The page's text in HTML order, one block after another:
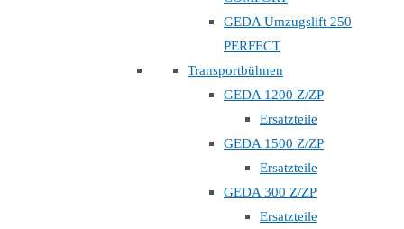
GEDA Umzugslift 250
PERFECT
Transportbühnen
GEDA 1200 Z/ZP
Ersatzteile
GEDA 1500 Z/ZP
Ersatzteile
GEDA 300 Z/ZP
Ersatzteile